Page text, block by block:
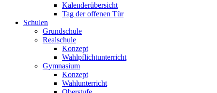
Kalenderübersicht
Tag der offenen Tür
Schulen
Grundschule
Realschule
Konzept
Wahlpflichtunterricht
Gymnasium
Konzept
Wahlunterricht